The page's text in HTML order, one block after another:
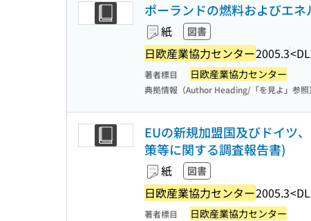
ポーランドの燃料およびエ
紙 図書
日欧産業協力センター2005.3
著者標目 日欧産業協力センター
典拠情報（Author Heading/「を見よ」参照）
EUの新規加盟国及びドイツ
策等に関する調査報告書)
紙 図書
日欧産業協力センター2005.3
著者標目 日欧産業協力センター